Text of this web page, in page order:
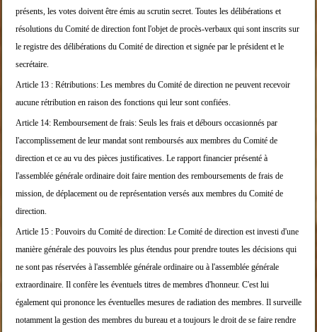
présents, les votes doivent être émis au scrutin secret. Toutes les délibérations et
résolutions du Comité de direction font l'objet de procès-verbaux qui sontinscrits sur
le registre des délibérations du Comité de direction et signée par le président et le
secrétaire.
Article 13 : Rétributions: Les membres du Comité de direction ne peuvent recevoir
aucune rétribution en raison des fonctions qui leur sont confiées.
Article 14: Remboursement de frais: Seuls les frais et débours occasionnés par
l'accomplissement de leur mandat sont remboursés aux membres du Comité de
direction et ce au vu des pièces justificatives. Lerapport financier présenté à
l'assemblée générale ordinaire doit faire mention des remboursements de frais de
mission, de déplacement ou de représentation versés aux membres du Comité de
direction.
Article 15 : Pouvoirs du Comité de direction: Le Comité de direction est investi d'une
manière générale des pouvoirs les plus étendus pour prendre toutes les décisions qui
ne sont pas réservées à l'assemblée générale ordinaireou à l'assemblée générale
extraordinaire. Il confère les éventuels titres de membres d'honneur. C'est lui
également qui prononce les éventuellesmesures de radiation des membres. Il surveille
notamment la gestion des membres du bureau et a toujours le droit de se faire rendre